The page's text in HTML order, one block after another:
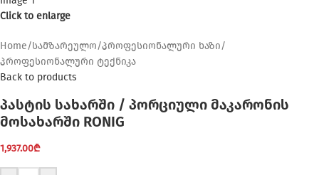
Click to enlarge
Home/სამზარეულო/პროფესიონალური ხაზი/
პროფესიონალური ტექნიკა
Back to products
პასტის სახარში / პორციული მაკარონის
მოსახარში RONIG
1,937.00₾